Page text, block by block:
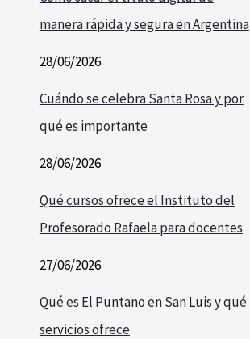
manera rápida y segura en Argentina
28/06/2026
Cuándo se celebra Santa Rosa y por
qué es importante
28/06/2026
Qué cursos ofrece el Instituto del
Profesorado Rafaela para docentes
27/06/2026
Qué es El Puntano en San Luis y qué
servicios ofrece